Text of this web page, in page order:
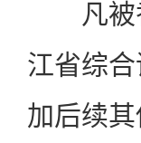
凡被香
江省综
加后续